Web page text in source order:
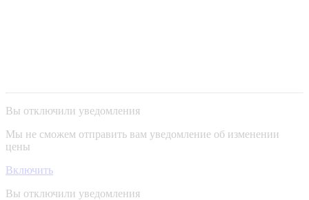
Вы отключили уведомления
Мы не сможем отправить вам уведомление об изменении
цены
Включить
Вы отключили уведомления